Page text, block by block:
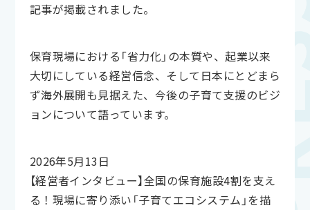
記事が掲載されました。
保育現場における「省力化」の本質や、起業以来
大切にしている経営信念、そして日本にとどまら
ず海外展開も見据えた、今後の子育て支援のビジ
ョンについて語っています。
2026年5月13日
【経営者インタビュー】全国の保育施設4割を支え
る！現場に寄り添い「子育てエコシステム」を描